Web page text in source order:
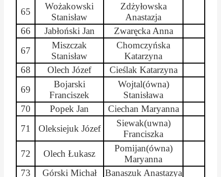
65
Wożakowski
Stanisław
Zdżyłowska
Anastazja
66
Jabłoński Jan Zwaręcka Anna
67
Miszczak
Stanisław
Chomczyńska
Katarzyna
68
Olech Józef
Cieślak Katarzyna
69
Bojarski
Franciszek
Wojtal(ówna)
Stanisława
70
Popek Jan Ciechan Maryanna
71
Oleksiejuk Józef
Siewak(uwna)
Franciszka
72
Olech Łukasz
Pomijan(ówna)
Maryanna
73
Górski Michał Banaszuk Anastazya